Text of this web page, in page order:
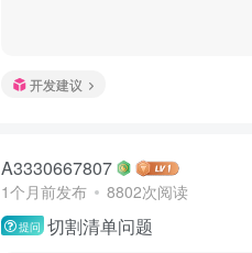
开发建议
A3330667807
1个月前发布 8802次阅读
提问 切割清单问题